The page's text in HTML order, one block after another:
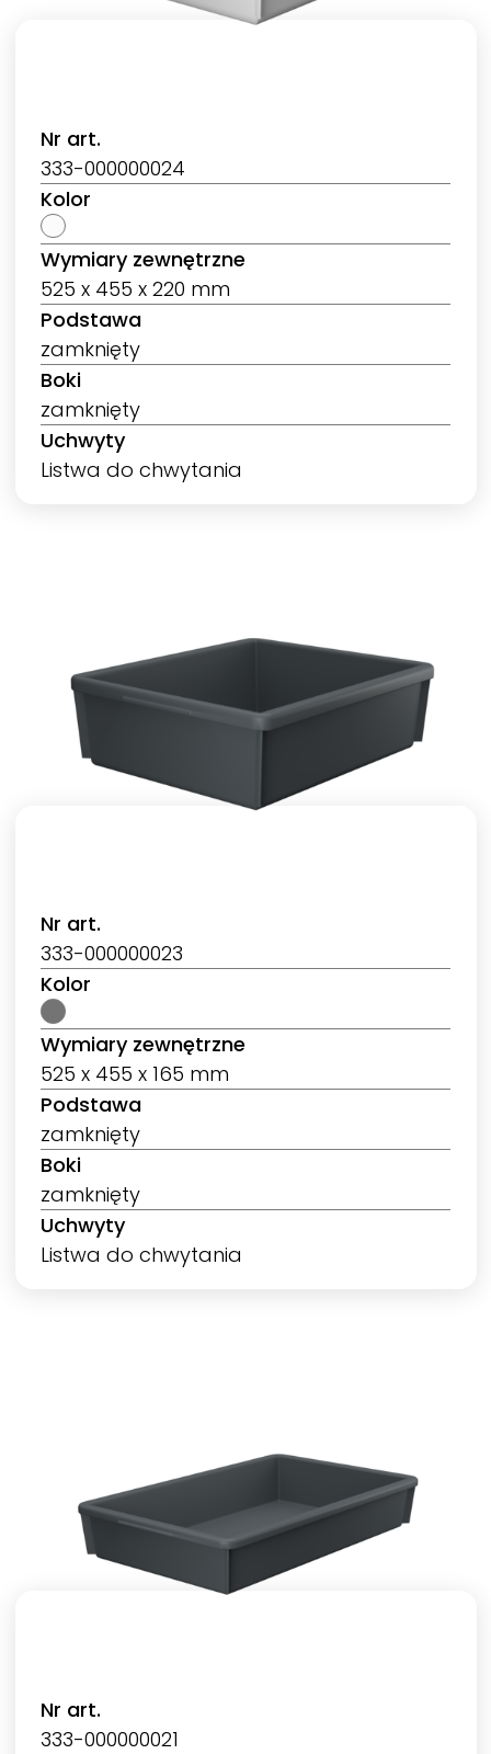
Nr art.
333-000000024
Kolor
Wymiary zewnętrzne
525 x 455 x 220 mm
Podstawa
zamknięty
Boki
zamknięty
Uchwyty
Listwa do chwytania
Nr art.
333-000000023
Kolor
Wymiary zewnętrzne
525 x 455 x 165 mm
Podstawa
zamknięty
Boki
zamknięty
Uchwyty
Listwa do chwytania
Nr art.
333-000000021